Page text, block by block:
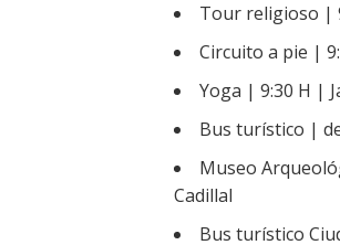
Tour religioso |
Circuito a pie |
Yoga | 9:30 H |
Bus turístico |
Museo
Cadillal
Bus turístico